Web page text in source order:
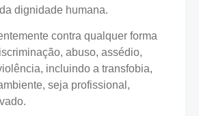
dignidade humana.
contra qualquer forma
abuso, assédio,
incluindo a transfobia,
seja profissional,